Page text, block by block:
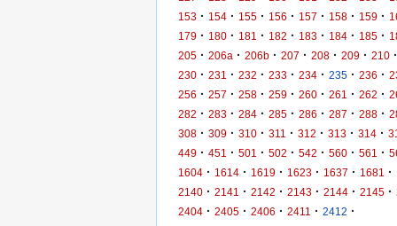
153 · 154 · 155 · 156 · 157 · 158 · 159 ·
179 · 180 · 181 · 182 · 183 · 184 · 185 ·
205 · 206a · 206b · 207 · 208 · 209 · 210 ·
230 · 231 · 232 · 233 · 234 · 235 · 236 ·
256 · 257 · 258 · 259 · 260 · 261 · 262 ·
282 · 283 · 284 · 285 · 286 · 287 · 288 ·
308 · 309 · 310 · 311 · 312 · 313 · 314 ·
449 · 451 · 501 · 502 · 542 · 560 · 561 ·
1604 · 1614 · 1619 · 1623 · 1637 · 1681 ·
2140 · 2141 · 2142 · 2143 · 2144 · 2145 ·
2404 · 2405 · 2406 · 2411 · 2412 ·